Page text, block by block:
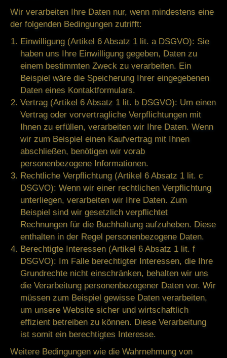
Wir verarbeiten Ihre Daten nur, wenn mindestens eine
der folgenden Bedingungen zutrifft:
Einwilligung (Artikel 6 Absatz 1 lit. a DSGVO): Sie
haben uns Ihre Einwilligung gegeben, Daten zu
einem bestimmten Zweck zu verarbeiten. Ein
Beispiel wäre die Speicherung Ihrer eingegebenen
Daten eines Kontaktformulars.
Vertrag (Artikel 6 Absatz 1 lit. b DSGVO): Um einen
Vertrag oder vorvertragliche Verpflichtungen mit
Ihnen zu erfüllen, verarbeiten wir Ihre Daten. Wenn
wir zum Beispiel einen Kaufvertrag mit Ihnen
abschließen, benötigen wir vorab
personenbezogene Informationen.
Rechtliche Verpflichtung (Artikel 6 Absatz 1 lit. c
DSGVO): Wenn wir einer rechtlichen Verpflichtung
unterliegen, verarbeiten wir Ihre Daten. Zum
Beispiel sind wir gesetzlich verpflichtet
Rechnungen für die Buchhaltung aufzuheben. Diese
enthalten in der Regel personenbezogene Daten.
Berechtigte Interessen (Artikel 6 Absatz 1 lit. f
DSGVO): Im Falle berechtigter Interessen, die Ihre
Grundrechte nicht einschränken, behalten wir uns
die Verarbeitung personenbezogener Daten vor. Wir
müssen zum Beispiel gewisse Daten verarbeiten,
um unsere Website sicher und wirtschaftlich
effizient betreiben zu können. Diese Verarbeitung
ist somit ein berechtigtes Interesse.
Weitere Bedingungen wie die Wahrnehmung von